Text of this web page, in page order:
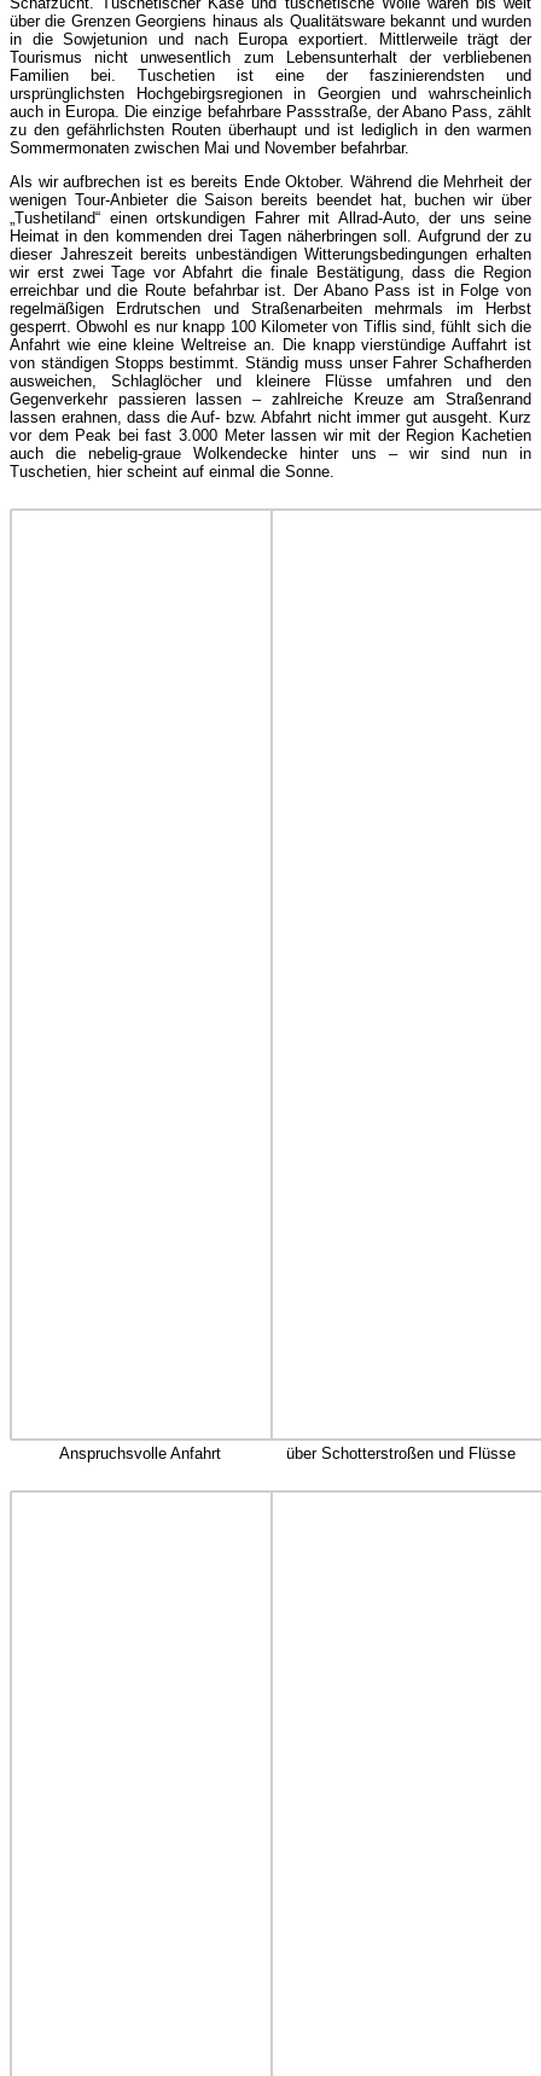
über die Grenzen Georgiens hinaus als Qualitätsware bekannt und wurden
in die Sowjetunion und nach Europa exportiert. Mittlerweile trägt der
Tourismus nicht unwesentlich zum Lebensunterhalt der verbliebenen
Familien bei. Tuschetien ist eine der faszinierendsten und
ursprünglichsten Hochgebirgsregionen in Georgien und wahrscheinlich
auch in Europa. Die einzige befahrbare Passstraße, der Abano Pass, zählt
zu den gefährlichsten Routen überhaupt und ist lediglich in den warmen
Sommermonaten zwischen Mai und November befahrbar.
Als wir aufbrechen ist es bereits Ende Oktober. Während die Mehrheit der
wenigen Tour-Anbieter die Saison bereits beendet hat, buchen wir über
„Tushetiland“ einen ortskundigen Fahrer mit Allrad-Auto, der uns seine
Heimat in den kommenden drei Tagen näherbringen soll. Aufgrund der zu
dieser Jahreszeit bereits unbeständigen Witterungsbedingungen erhalten
wir erst zwei Tage vor Abfahrt die finale Bestätigung, dass die Region
erreichbar und die Route befahrbar ist. Der Abano Pass ist in Folge von
regelmäßigen Erdrutschen und Straßenarbeiten mehrmals im Herbst
gesperrt. Obwohl es nur knapp 100 Kilometer von Tiflis sind, fühlt sich die
Anfahrt wie eine kleine Weltreise an. Die knapp vierstündige Auffahrt ist
von ständigen Stopps bestimmt. Ständig muss unser Fahrer Schafherden
ausweichen, Schlaglöcher und kleinere Flüsse umfahren und den
Gegenverkehr passieren lassen – zahlreiche Kreuze am Straßenrand
lassen erahnen, dass die Auf- bzw. Abfahrt nicht immer gut ausgeht. Kurz
vor dem Peak bei fast 3.000 Meter lassen wir mit der Region Kachetien
auch die nebelig-graue Wolkendecke hinter uns – wir sind nun in
Tuschetien, hier scheint auf einmal die Sonne.
Anspruchsvolle Anfahrt über Schotterstroßen und Flüsse